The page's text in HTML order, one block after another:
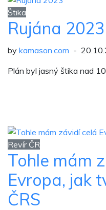
Štika
Rujána 2023
by kamason.com -
Plán byl jasný štika nad
Revír ČR
Tohle mám
Evropa, jak
ČRS